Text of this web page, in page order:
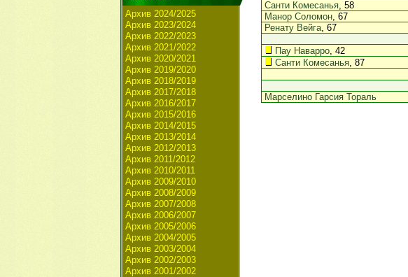
Архив 2024/2025
Архив 2023/2024
Архив 2022/2023
Архив 2021/2022
Архив 2020/2021
Архив 2019/2020
Архив 2018/2019
Архив 2017/2018
Архив 2016/2017
Архив 2015/2016
Архив 2014/2015
Архив 2013/2014
Архив 2012/2013
Архив 2011/2012
Архив 2010/2011
Архив 2009/2010
Архив 2008/2009
Архив 2007/2008
Архив 2006/2007
Архив 2005/2006
Архив 2004/2005
Архив 2003/2004
Архив 2002/2003
Архив 2001/2002
Санти Комесанья, 58
Манор Соломон, 67
Ренату Вейга, 67
Пау Наварро, 42
Санти Комесанья, 87
Марселино Гарсия Тораль